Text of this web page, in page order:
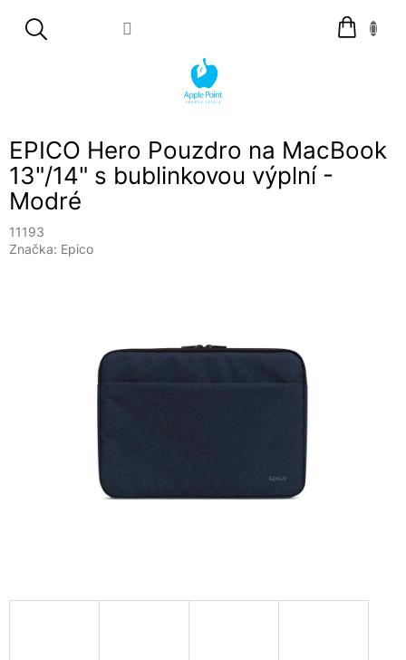
Nákupní
košík
EPICO Hero Pouzdro na MacBook
13"/14" s bublinkovou výplní -
Modré
11193
Značka: Epico